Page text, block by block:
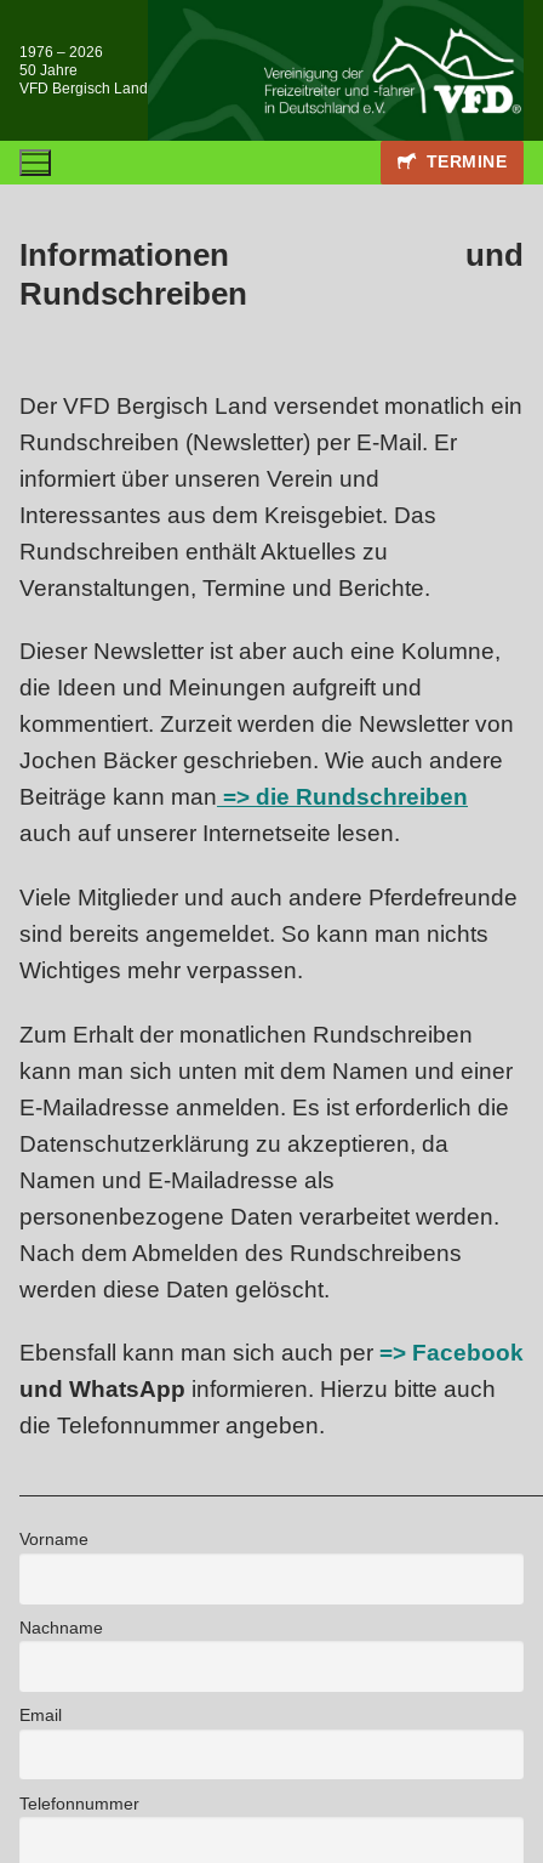
Inhalt
springen
1976 – 2026
50 Jahre
VFD Bergisch Land
TERMINE
Informationen und
Rundschreiben
Der VFD Bergisch Land versendet monatlich ein
Rundschreiben (Newsletter) per E-Mail. Er
informiert über unseren Verein und
Interessantes aus dem Kreisgebiet. Das
Rundschreiben enthält Aktuelles zu
Veranstaltungen, Termine und Berichte.
Dieser Newsletter ist aber auch eine Kolumne,
die Ideen und Meinungen aufgreift und
kommentiert. Zurzeit werden die Newsletter von
Jochen Bäcker geschrieben. Wie auch andere
Beiträge kann man => die Rundschreiben
auch auf unserer Internetseite lesen.
Viele Mitglieder und auch andere Pferdefreunde
sind bereits angemeldet. So kann man nichts
Wichtiges mehr verpassen.
Zum Erhalt der monatlichen Rundschreiben
kann man sich unten mit dem Namen und einer
E-Mailadresse anmelden. Es ist erforderlich die
Datenschutzerklärung zu akzeptieren, da
Namen und E-Mailadresse als
personenbezogene Daten verarbeitet werden.
Nach dem Abmelden des Rundschreibens
werden diese Daten gelöscht.
Ebensfall kann man sich auch per => Facebook
und WhatsApp informieren. Hierzu bitte auch
die Telefonnummer angeben.
Vorname
Nachname
Email
Telefonnummer